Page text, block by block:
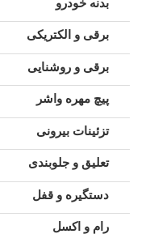
برقی و الکتریکی
برقی و روشنایی
پیچ مهره واشر
تزئینات بیرونی
تعلیق و جلوبندی
دستگیره و قفل
رام و اکسل